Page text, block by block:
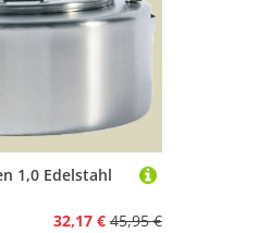
1,0 Edelstahl
32,17 € 45,95 €